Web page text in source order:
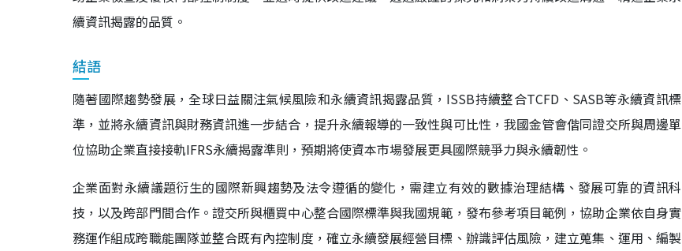
續資訊揭露的品質。
結語
隨著國際趨勢發展，全球日益關注氣候風險和永續資訊揭露品質，ISSB持續整合TCFD、SASB等永續資訊標
準，並將永續資訊與財務資訊進一步結合，提升永續報導的一致性與可比性，我國金管會偕同證交所與周邊單
位協助企業直接接軌IFRS永續揭露準則，預期將使資本市場發展更具國際競爭力與永續韌性。
企業面對永續議題衍生的國際新興趨勢及法令遵循的變化，需建立有效的數據治理結構、發展可靠的資訊科
技，以及跨部門間合作。證交所與櫃買中心整合國際標準與我國規範，發布參考項目範例，協助企業依自身實
務運作組成跨職能團隊並整合既有內控制度，確立永續發展經營目標、辦識評估風險，建立蒐集、運用、編製